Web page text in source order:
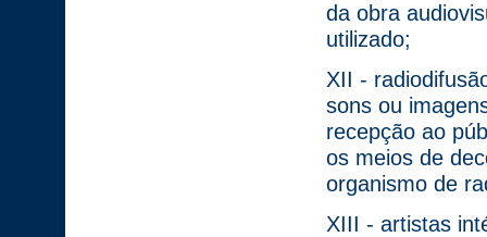
da obra
utilizado;
XII -
sons ou
recepção ao
os meios de
organismo de
XIII - artistas